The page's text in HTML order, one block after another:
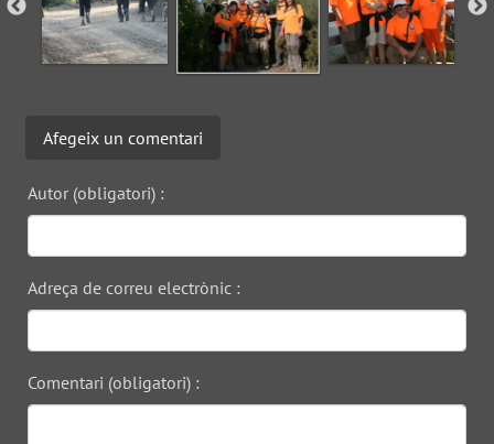
Afegeix un comentari
Autor (obligatori) :
Adreça de correu electrònic :
Comentari (obligatori) :